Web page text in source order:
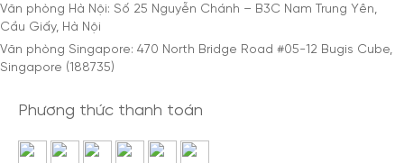
Văn phòng Hà Nội: Số 25 Nguyễn Chánh – B3C Nam Trung Yên,
Cầu Giấy, Hà Nội
Văn phòng Singapore: 470 North Bridge Road #05-12 Bugis Cube,
Singapore (188735)
Phương thức thanh toán